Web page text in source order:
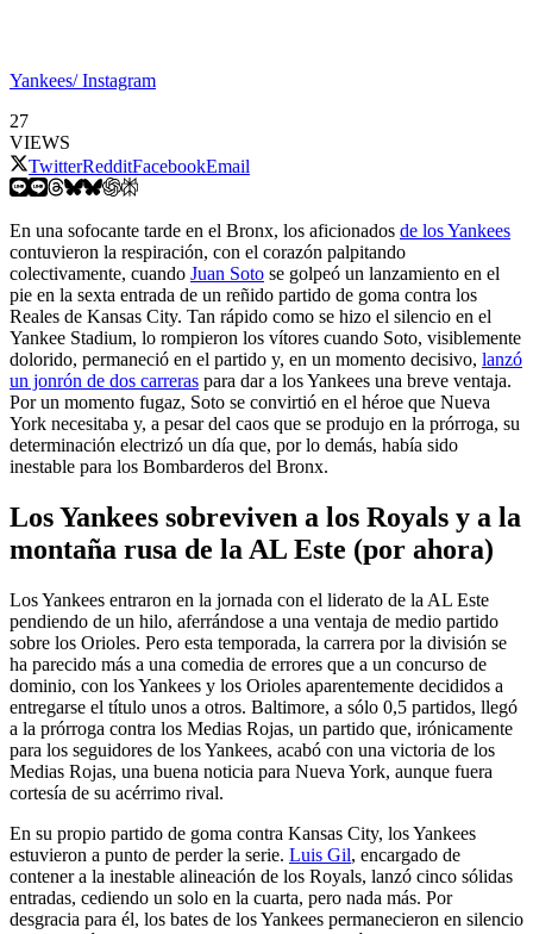
Yankees/ Instagram
27
VIEWS
TwitterRedditFacebookEmail
En una sofocante tarde en el Bronx, los aficionados de los Yankees
contuvieron la respiración, con el corazón palpitando
colectivamente, cuando Juan Soto se golpeó un lanzamiento en el
pie en la sexta entrada de un reñido partido de goma contra los
Reales de Kansas City. Tan rápido como se hizo el silencio en el
Yankee Stadium, lo rompieron los vítores cuando Soto, visiblemente
dolorido, permaneció en el partido y, en un momento decisivo, lanzó
un jonrón de dos carreras para dar a los Yankees una breve ventaja.
Por un momento fugaz, Soto se convirtió en el héroe que Nueva
York necesitaba y, a pesar del caos que se produjo en la prórroga, su
determinación electrizó un día que, por lo demás, había sido
inestable para los Bombarderos del Bronx.
Los Yankees sobreviven a los Royals y a la
montaña rusa de la AL Este (por ahora)
Los Yankees entraron en la jornada con el liderato de la AL Este
pendiendo de un hilo, aferrándose a una ventaja de medio partido
sobre los Orioles. Pero esta temporada, la carrera por la división se
ha parecido más a una comedia de errores que a un concurso de
dominio, con los Yankees y los Orioles aparentemente decididos a
entregarse el título unos a otros. Baltimore, a sólo 0,5 partidos, llegó
a la prórroga contra los Medias Rojas, un partido que, irónicamente
para los seguidores de los Yankees, acabó con una victoria de los
Medias Rojas, una buena noticia para Nueva York, aunque fuera
cortesía de su acérrimo rival.
En su propio partido de goma contra Kansas City, los Yankees
estuvieron a punto de perder la serie. Luis Gil, encargado de
contener a la inestable alineación de los Royals, lanzó cinco sólidas
entradas, cediendo un solo en la cuarta, pero nada más. Por
desgracia para él, los bates de los Yankees permanecieron en silencio